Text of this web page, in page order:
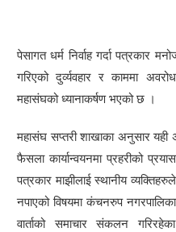
पेसागत धर्म निर्वाह गर्दा पत्रकार
गरिएको दुर्व्यवहार र काममा
महासंघको ध्यानाकर्षण भएको छ ।
महासंघ सप्तरी शाखाका अनुसार
फैसला कार्यान्वयनमा प्रहरीको
पत्रकार माझीलाई स्थानीय
नपाएको विषयमा कंचनरुप
वार्ताको समाचार संकलन